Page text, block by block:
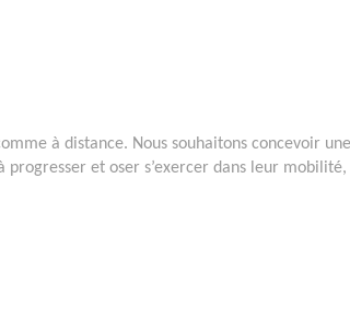
à distance. Nous souhaitons concevoir une
et oser s’exercer dans leur mobilité,